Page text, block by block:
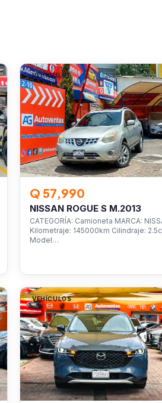
VEHÍCULOS
Q 57,990
NISSAN ROGUE S M.2013
CATEGORÍA: Camioneta MARCA:
Kilometraje: 145000km Cilindraje:
Model…
VEHÍCULOS